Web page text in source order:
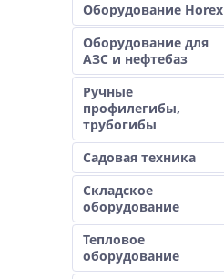
Оборудование Horex
Оборудование для
АЗС и нефтебаз
Ручные
профилегибы,
трубогибы
Садовая техника
Складское
оборудование
Тепловое
оборудование